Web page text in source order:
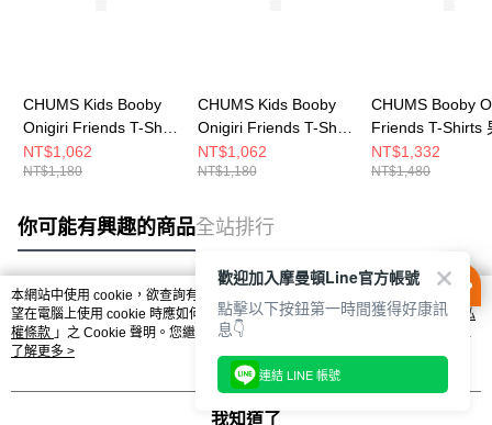
CHUMS Kids Booby
Onigiri Friends T-Shirt
中大童 短袖上衣 米灰
色 CH211444G057
NT$1,062
NT$1,180
CHUMS Kids Booby
Onigiri Friends T-Shirt
中大童 短袖上衣
Green Crazy
NT$1,062
NT$1,180
CHUMS Booby
Friends T-Shirts
袖上衣 米灰色
CH012743G057
NT$1,332
NT$1,480
你可能有興趣的商品全站排行
熱門標籤
本網站中使用 cookie，欲查詢有關本網站使用 cookie 方式之詳情，及若您不希
望在電腦上使用 cookie 時應如何變更電腦的 cookie 設定，請參閱本網站「
隱私
權條款 」之 Cookie 聲明。您繼續使用本網站即表示您同意本公司得按本網站使
用條款之 Cookie 聲明使用 cookie。
了解更多 >
我知道了
歡迎加入摩曼頓Line官方帳號
點擊以下按鈕第一時間獲得好康訊
息👇
連結 LINE 帳號